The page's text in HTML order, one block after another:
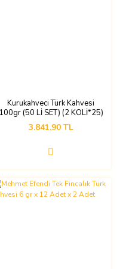
Kurukahveci Türk Kahvesi
100gr (50 Lİ SET) (2 KOLİ*25)
3.841,90 TL